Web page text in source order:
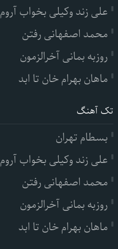
علی زند وکیلی بخواب آروم
محمد اصفهانی رفتن
روزبه بمانی آخرالزمون
ماهان بهرام خان تا ابد
تک آهنگ
بسطام تهران
علی زند وکیلی بخواب آروم
محمد اصفهانی رفتن
روزبه بمانی آخرالزمون
ماهان بهرام خان تا ابد